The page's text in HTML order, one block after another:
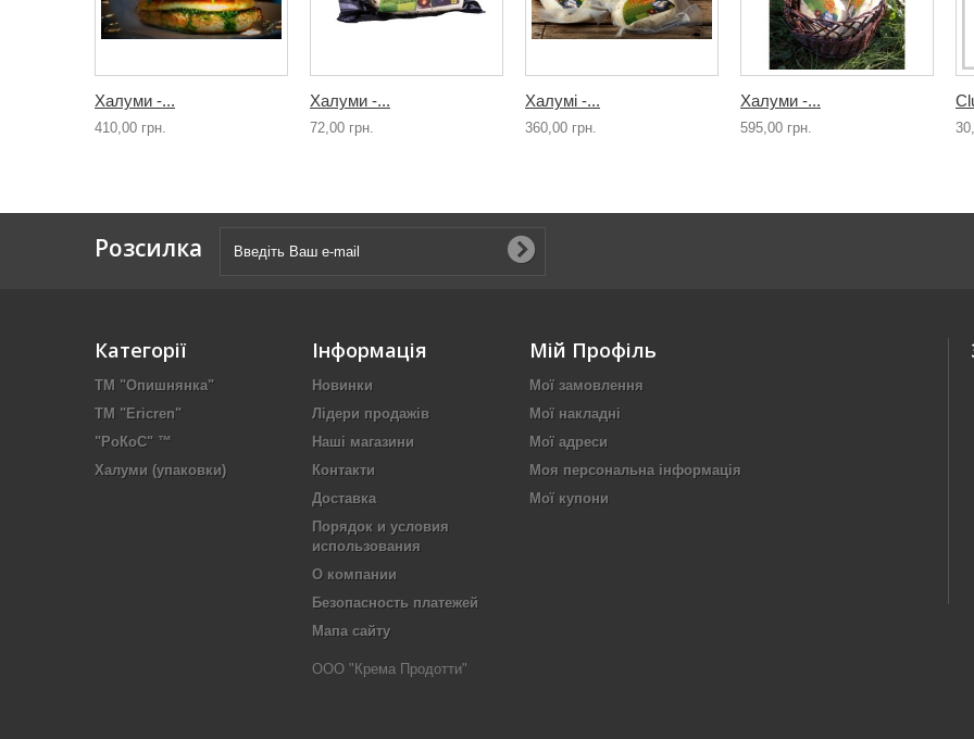
Халуми -...
410,00 грн.
Халуми -...
72,00 грн.
Халумі -...
360,00 грн.
Халуми -...
595,00 грн.
Розсилка
Категорії
ТМ "Опишнянка"
ТМ "Ericren"
"РоКоС" ™
Халуми (упаковки)
Інформація
Новинки
Лідери продажів
Наші магазини
Контакти
Доставка
Порядок и условия
использования
О компании
Безопасность платежей
Мапа сайту
ООО "Крема Продотти"
Мій Профіль
Мої замовлення
Мої накладні
Мої адреси
Моя персональна інформація
Мої купони